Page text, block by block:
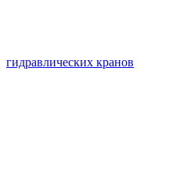
гидравлических кранов